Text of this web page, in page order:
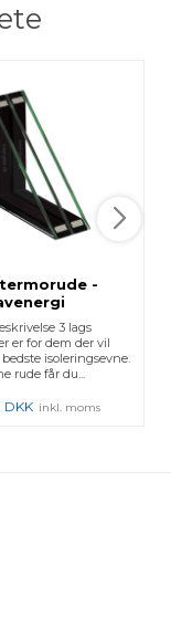
-
3 lags
er for dem der vil
isoleringsevne.
rude får du...
DKK inkl. moms